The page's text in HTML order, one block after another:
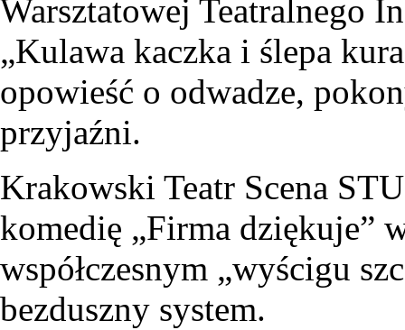
Warsztatowej Teatralnego
„Kulawa kaczka i ślepa
opowieść o odwadze,
przyjaźni.
Krakowski Teatr Scena
komedię „Firma dziękuje”
współczesnym „wyścigu
bezduszny system.